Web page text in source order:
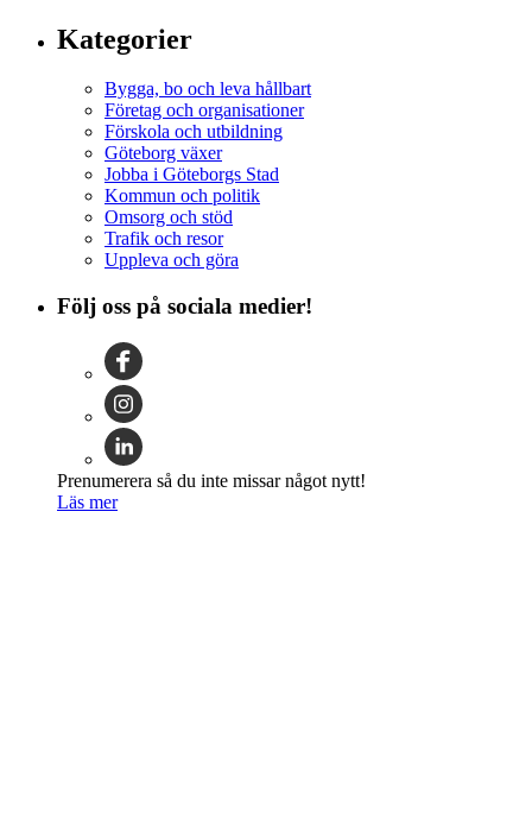
Kategorier
Bygga, bo och leva hållbart
Företag och organisationer
Förskola och utbildning
Göteborg växer
Jobba i Göteborgs Stad
Kommun och politik
Omsorg och stöd
Trafik och resor
Uppleva och göra
Följ oss på sociala medier!
Prenumerera så du inte missar något nytt!
Läs mer